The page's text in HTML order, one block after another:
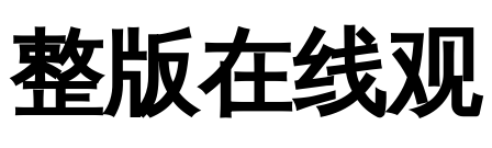
整版在线观